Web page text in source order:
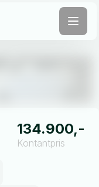
134.900,-
Kontantpris